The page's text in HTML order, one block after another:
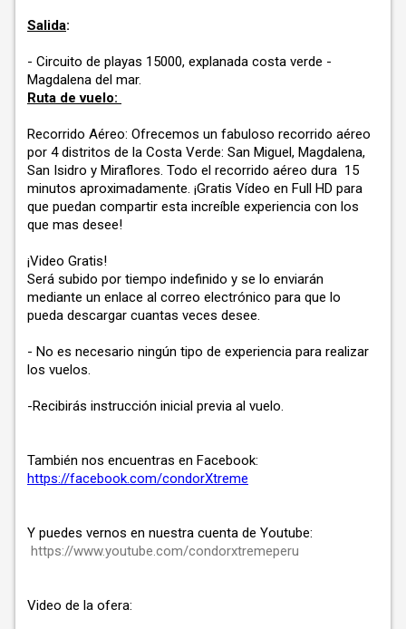
Salida:
- Circuito de playas 15000, explanada costa verde -
Magdalena del mar.
Ruta de vuelo:
Recorrido Aéreo: Ofrecemos un fabuloso recorrido aéreo
por 4 distritos de la Costa Verde: San Miguel, Magdalena,
San Isidro y Miraflores. Todo el recorrido aéreo dura 15
minutos aproximadamente. ¡Gratis Vídeo en Full HD para
que puedan compartir esta increíble experiencia con los
que mas desee!
¡Video Gratis!
Será subido por tiempo indefinido y se lo enviarán
mediante un enlace al correo electrónico para que lo
pueda descargar cuantas veces desee.
- No es necesario ningún tipo de experiencia para realizar
los vuelos.
-Recibirás instrucción inicial previa al vuelo.
También nos encuentras en Facebook:
https://facebook.com/condorXtreme
Y puedes vernos en nuestra cuenta de Youtube:
https://www.youtube.com/condorxtremeperu
Video de la ofera: